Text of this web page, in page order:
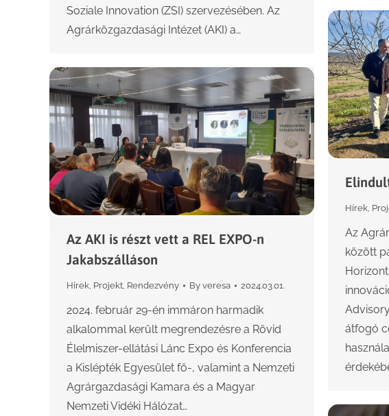
Soziale Innovation (ZSI) szervezésében. Az
Agrárközgazdasági Intézet (AKI) a…
Hírek,
Az
között
átfogó
Az AKI is részt vett a REL EXPO-n
Jakabszálláson
Hírek, Projekt, Rendezvény By veresa 2024.03.01.
2024. február 29-én immáron harmadik
alkalommal került megrendezésre a Rövid
Élelmiszer-ellátási Lánc Expo és Konferencia
a Kislépték Egyesület fő-, valamint a Nemzeti
Agrárgazdasági Kamara és a Magyar
Nemzeti Vidéki Hálózat…